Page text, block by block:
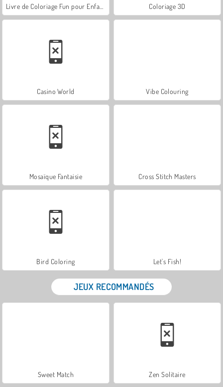
Coloriage 3D
Casino World Vibe Colouring
Mosaïque Fantaisie Cross Stitch Masters
Bird Coloring Let's Fish!
JEUX RECOMMANDÉS
Sweet Match Zen Solitaire